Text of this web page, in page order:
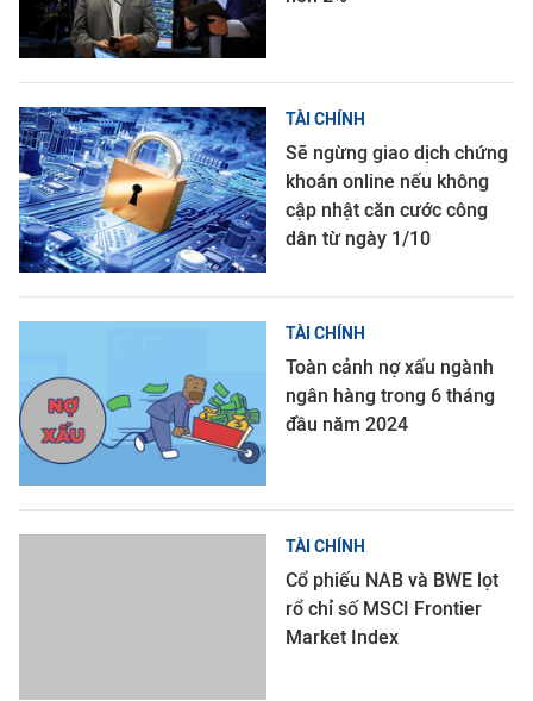
TÀI CHÍNH
Sẽ ngừng giao dịch chứng
khoán online nếu không
cập nhật căn cước công
dân từ ngày 1/10
TÀI CHÍNH
Toàn cảnh nợ xấu ngành
ngân hàng trong 6 tháng
đầu năm 2024
TÀI CHÍNH
Cổ phiếu NAB và BWE lọt
rổ chỉ số MSCI Frontier
Market Index